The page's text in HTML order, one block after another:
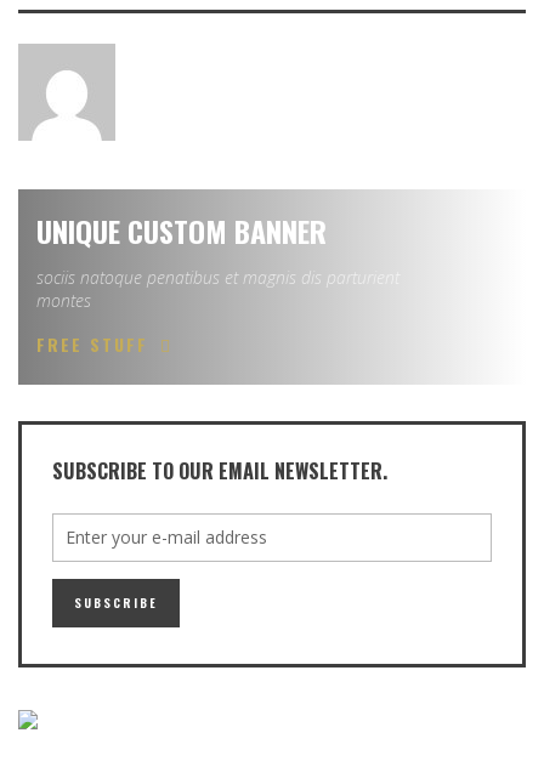
UNIQUE CUSTOM BANNER
sociis natoque penatibus et magnis dis parturient
montes
FREE STUFF
SUBSCRIBE TO OUR EMAIL NEWSLETTER.